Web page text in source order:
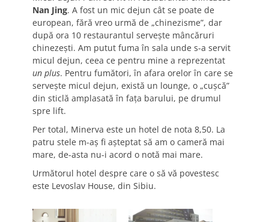
Nan Jing. A fost un mic dejun cât se poate de
european, fără vreo urmă de „chinezisme”, dar
după ora 10 restaurantul serveşte mâncăruri
chinezeşti. Am putut fuma în sala unde s-a servit
micul dejun, ceea ce pentru mine a reprezentat
un plus. Pentru fumători, în afara orelor în care se
serveşte micul dejun, există un lounge, o „cuşcă”
din sticlă amplasată în faţa barului, pe drumul
spre lift.
Per total, Minerva este un hotel de nota 8,50. La
patru stele m-aş fi aşteptat să am o cameră mai
mare, de-asta nu-i acord o notă mai mare.
Următorul hotel despre care o să vă povestesc
este Levoslav House, din Sibiu.